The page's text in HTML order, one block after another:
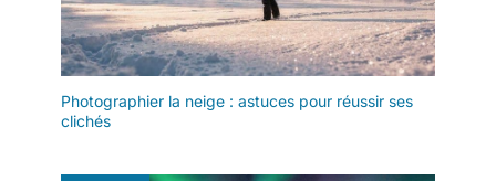
Photographier la neige : astuces pour réussir ses
clichés